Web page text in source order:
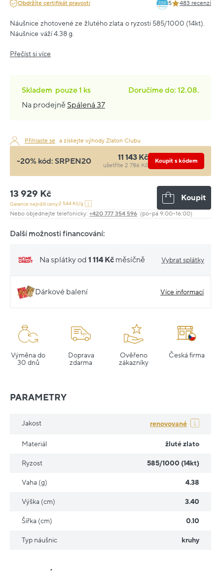
Obdržíte certifikát pravosti 5 483 recenzí
Náušnice zhotovené ze žlutého zlata o ryzosti 585/1000 (14kt).
Náušnice váží 4.38 g.
Přečíst si více
Skladem pouze1 ks
Doručíme do: 12.08.
Na prodejně Spálená 37
Přihlaste se a získejte výhody Zlaton Clubu
-20% kód: SRPEN20 11 143 Kč
ušetříte 2 786 Kč
Koupit s kódem
13 929 Kč
Garance nejnižší ceny:2 544 Kč/g
Koupit
Nebo objednejte telefonicky: +420 777 354 596 (po–pá 9:00–16:00)
Další možnosti financování:
Na splátky od 1 114 Kč měsíčně Vybrat splátky
Dárkové balení Více informací
Výměna do
30 dnů
Doprava
zdarma
Ověřeno
zákazníky
Česká firma
PARAMETRY
Jakost renovované
Materiál žluté zlato
Ryzost 585/1000 (14kt)
Vaha (g) 4.38
Výška (cm) 3.40
Šířka (cm) 0.10
Typ náušnic kruhy